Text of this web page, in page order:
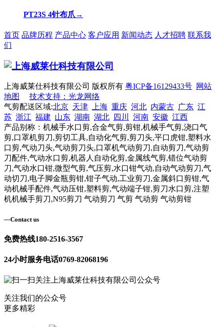
PT23S 4针布爪 →
首页 品牌历程 产品中心 客户应用 新闻动态 人才招聘 联系我
们
上海威莱仕科技有限公司 版权所有 粤ICP备16129433号 网站
地图
技术支持：光龙网络
气剪配送区域:北京 天津 上海 重庆 河北 内蒙古 广东 江
苏 浙江 福建 山东 湖南 湖北 四川 河南 安徽 江西
产品别称：机械手水口剪,合金气剪,剪钳,机械手气剪,浇口气
剪,口罩机剪刀,剪切工具,自动化气剪,剪刀头,平口虎钳,塑料水
口剪,气动刀头,气动剪刀头,口罩机气动剪刀,自动剪刀,气动剪
刀配件,气动水口剪,机器人自动化剪,金属线气剪,错位气动剪
刀,气动水口钳,微型气剪,气压剪,水口钳气动,自动气动剪刀,气
动切刀,电子脚金瓶剪钳,钳子气动,工业剪刀,金属斜口剪钳,气
动机械手配件,气动压钳,塑料剪,气动端子钳,剪刀水口剪,注塑
机机械手剪刀,N95剪刀 气动剪刀 气剪 气动剪 气动剪钳
—Contact us
免费热线180-2516-3567
24小时服务电话0769-82068196
关注我们的公众号
更多精彩